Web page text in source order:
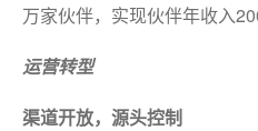
万家伙伴，实现伙伴年收入
运营转型
渠道开放，源头控制